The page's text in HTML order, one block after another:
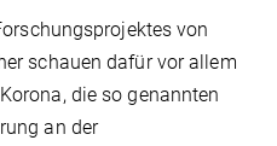
von
schauen dafür vor allem
die so genannten
an der